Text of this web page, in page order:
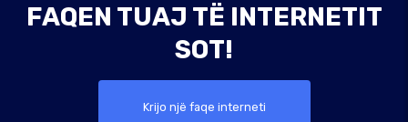
FAQEN TUAJ TË INTERNETIT
SOT!
Krijo një faqe interneti